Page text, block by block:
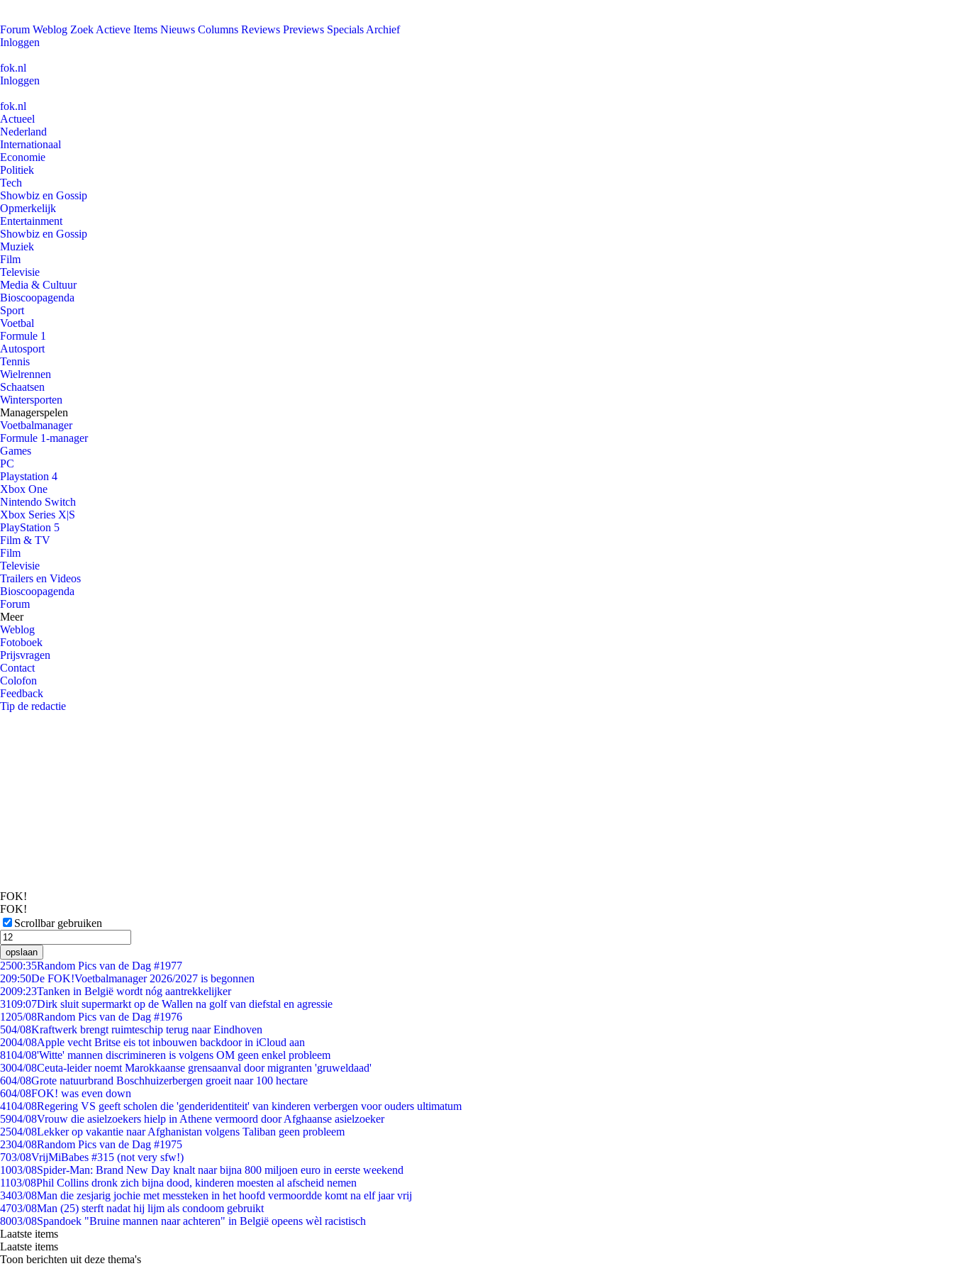
Forum Weblog Zoek Actieve Items Nieuws Columns Reviews Previews Specials Archief
Inloggen
fok.nl
Inloggen
fok.nl
Actueel
Nederland
Internationaal
Economie
Politiek
Tech
Showbiz en Gossip
Opmerkelijk
Entertainment
Showbiz en Gossip
Muziek
Film
Televisie
Media & Cultuur
Bioscoopagenda
Sport
Voetbal
Formule 1
Autosport
Tennis
Wielrennen
Schaatsen
Wintersporten
Managerspelen
Voetbalmanager
Formule 1-manager
Games
PC
Playstation 4
Xbox One
Nintendo Switch
Xbox Series X|S
PlayStation 5
Film & TV
Film
Televisie
Trailers en Videos
Bioscoopagenda
Forum
Meer
Weblog
Fotoboek
Prijsvragen
Contact
Colofon
Feedback
Tip de redactie
FOK!
FOK!
Scrollbar gebruiken
opslaan
2500:35Random Pics van de Dag #1977
209:50De FOK!Voetbalmanager 2026/2027 is begonnen
2009:23Tanken in België wordt nóg aantrekkelijker
3109:07Dirk sluit supermarkt op de Wallen na golf van diefstal en agressie
1205/08Random Pics van de Dag #1976
504/08Kraftwerk brengt ruimteschip terug naar Eindhoven
2004/08Apple vecht Britse eis tot inbouwen backdoor in iCloud aan
8104/08'Witte' mannen discrimineren is volgens OM geen enkel probleem
3004/08Ceuta-leider noemt Marokkaanse grensaanval door migranten 'gruweldaad'
604/08Grote natuurbrand Boschhuizerbergen groeit naar 100 hectare
604/08FOK! was even down
4104/08Regering VS geeft scholen die 'genderidentiteit' van kinderen verbergen voor ouders ultimatum
5904/08Vrouw die asielzoekers hielp in Athene vermoord door Afghaanse asielzoeker
2504/08Lekker op vakantie naar Afghanistan volgens Taliban geen probleem
2304/08Random Pics van de Dag #1975
703/08VrijMiBabes #315 (not very sfw!)
1003/08Spider-Man: Brand New Day knalt naar bijna 800 miljoen euro in eerste weekend
1103/08Phil Collins dronk zich bijna dood, kinderen moesten al afscheid nemen
3403/08Man die zesjarig jochie met messteken in het hoofd vermoordde komt na elf jaar vrij
4703/08Man (25) sterft nadat hij lijm als condoom gebruikt
8003/08Spandoek "Bruine mannen naar achteren" in België opeens wèl racistisch
Laatste items
Laatste items
Toon berichten uit deze thema's